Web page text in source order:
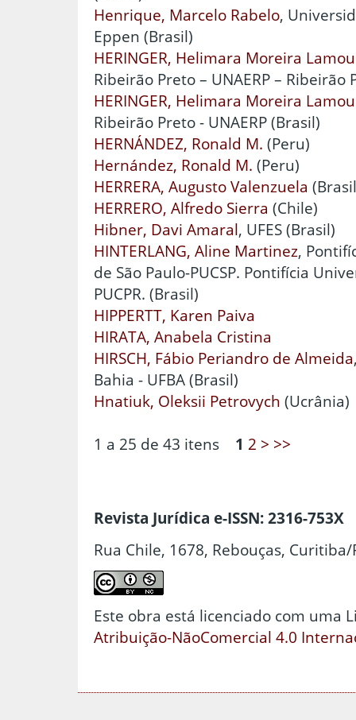
Henrique, Marcelo Rabelo,
Eppen (Brasil)
HERINGER, Helimara Moreira
Ribeirão Preto – UNAERP – Ribeirão
HERINGER, Helimara Moreira
Ribeirão Preto - UNAERP (Brasil)
HERNÁNDEZ, Ronald M. (Peru)
Hernández, Ronald M. (Peru)
HERRERA, Augusto Valenzuela
HERRERO, Alfredo Sierra (Chile)
Hibner, Davi Amaral, UFES (Brasil)
HINTERLANG, Aline Martinez,
de São Paulo-PUCSP. Pontifícia
PUCPR. (Brasil)
HIPPERTT, Karen Paiva
HIRATA, Anabela Cristina
HIRSCH, Fábio Periandro de Almeida
Bahia - UFBA (Brasil)
Hnatiuk, Oleksii Petrovych (Ucrânia)
1 a 25 de 43 itens 1 2 > >>
Revista Jurídica e-ISSN: 2316-753X
Rua Chile, 1678, Rebouças, Curitiba/
Este obra está licenciado com uma
Atribuição-NãoComercial 4.0